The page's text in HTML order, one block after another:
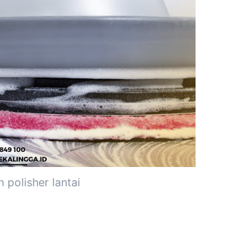
polisher lantai